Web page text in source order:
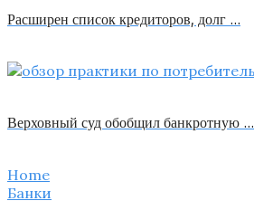
Расширен список кредиторов, долг …
Верховный суд обобщил банкротную …
Home
Банки